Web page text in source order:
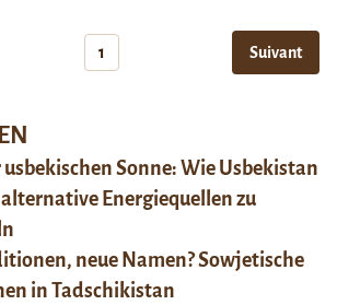
1 Suivant
Sonne: Wie Usbekistan
Energiequellen zu
neue Namen? Sowjetische
in Tadschikistan